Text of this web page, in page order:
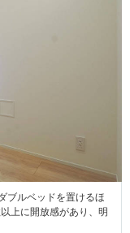
ブルベッドを置けるほ
上に開放感があり、明